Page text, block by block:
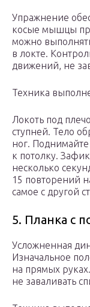
Упражнение
косые мышцы
можно
в локте.
движений, не
Техника
Локоть под
ступней. Тело
ног.
к потолку.
несколько
15 повторений
самое с другой
5. Планка с
Усложненная
Изначальное
на прямых
не заваливать